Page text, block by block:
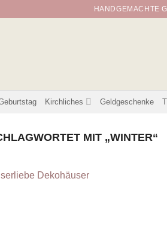
HANDGEMACHTE
Kirchliches Geldgeschenke
MIT „WINTER“